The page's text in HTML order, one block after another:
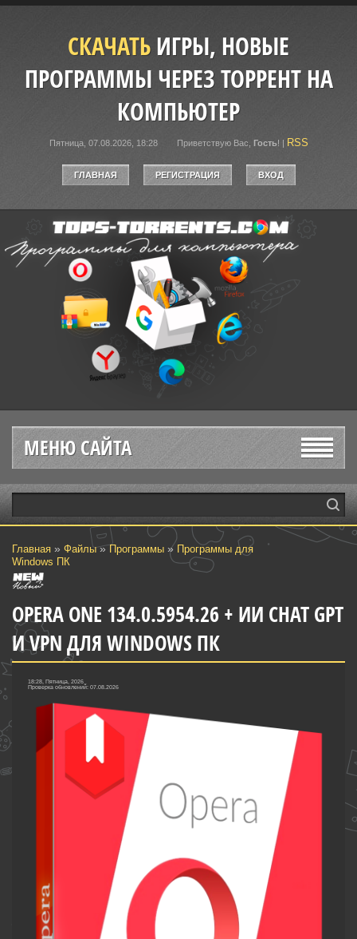
СКАЧАТЬИГРЫ, НОВЫЕ
ПРОГРАММЫ ЧЕРЕЗ ТОРРЕНТ НА
КОМПЬЮТЕР
Пятница, 07.08.2026, 18:28 Приветствую Вас Гость! | RSS
ГЛАВНАЯ РЕГИСТРАЦИЯ ВХОД
МЕНЮ САЙТА
Главная » Файлы»Программы » Программы для
Windows ПК
OPERA ONE 134.0.5954.26 + ИИ CHAT GPT
И VPN ДЛЯ WINDOWS ПК
18:28, Пятница, 2026
Проверка обновлений: 07.08.2026